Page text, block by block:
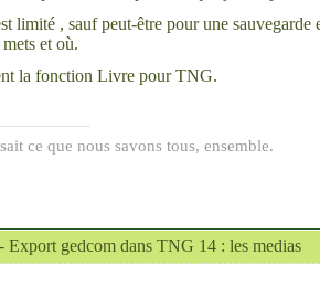
limité , sauf peut-être pour une
et où.
la fonction Livre pour TNG.
ce que nous savons tous, ensemble.
Export gedcom dans TNG 14 : les medias